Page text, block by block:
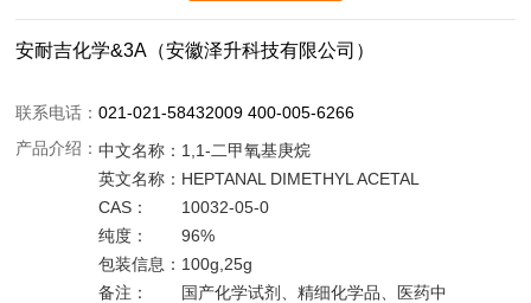
安耐吉化学&3A（安徽泽升科技有限公司）
联系电话：021-021-58432009 400-005-6266
产品介绍：中文名称： 1,1-二甲氧基庚烷
英文名称： HEPTANAL DIMETHYL ACETAL
CAS：
10032-05-0
纯度：
96%
包装信息： 100g,25g
备注：
国产化学试剂、精细化学品、医药中